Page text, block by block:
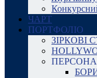
ЧАРТ
ПОРТФОЛІО
ЗІРКОВІ